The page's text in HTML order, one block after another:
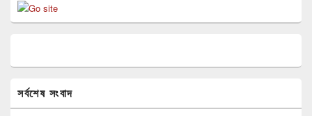
সর্বশেষ সংবাদ